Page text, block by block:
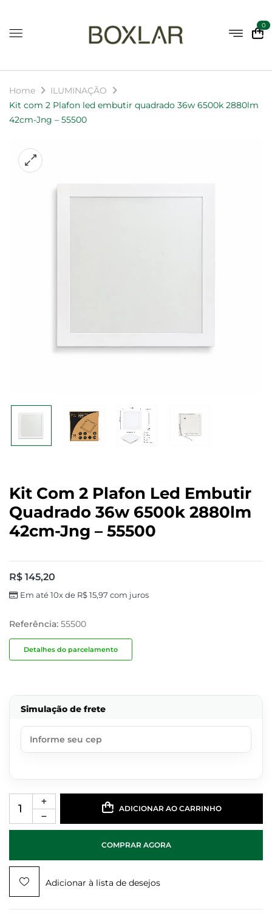
0
Home
ILUMINAÇÃO
Kit com 2 Plafon led embutir quadrado 36w 6500k 2880lm
42cm-Jng – 55500
Kit Com 2 Plafon Led Embutir
Quadrado 36w 6500k 2880lm
42cm-Jng – 55500
R$ 145,20
Em até 10x de R$15,97 com juros
Referência: 55500
Detalhes do parcelamento
Simulação de frete
ADICIONAR AO CARRINHO
COMPRAR AGORA
Adicionar à lista de desejos